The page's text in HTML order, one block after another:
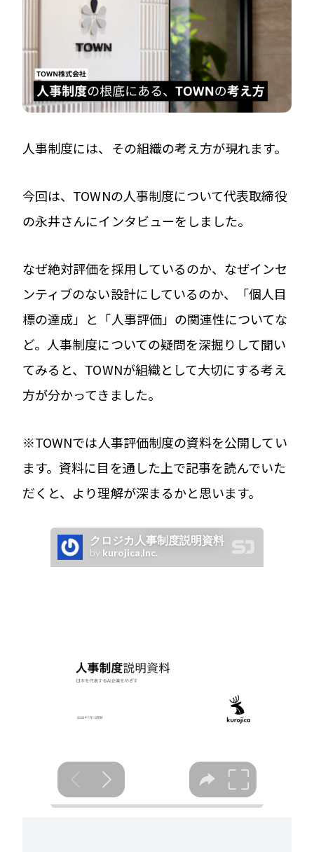
人事制度には、その組織の考え方が現れます。
今回は、TOWNの人事制度について代表取締役
の永井さんにインタビューをしました。
なぜ絶対評価を採用しているのか、なぜインセ
ンティブのない設計にしているのか、「個人目
標の達成」と「人事評価」の関連性についてな
ど。人事制度についての疑問を深掘りして聞い
てみると、TOWNが組織として大切にする考え
方が分かってきました。
※TOWNでは人事評価制度の資料を公開してい
ます。資料に目を通した上で記事を読んでいた
だくと、より理解が深まるかと思います。